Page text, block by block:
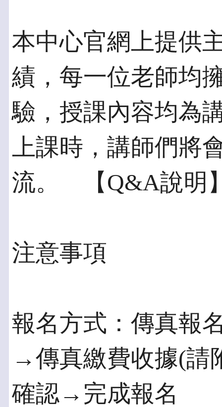
本中心官網上提供
績，每一位老師均
驗，授課內容均為
上課時，講師們將
流。 【Q&A說明
注意事項
報名方式：傳真報
→傳真繳費收據(請
確認→完成報名